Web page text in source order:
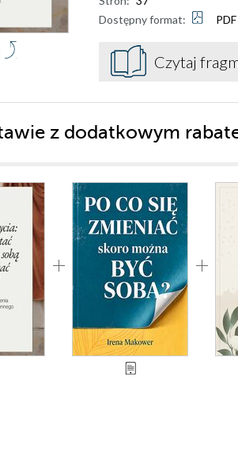
Dostępny format:
PDF
Czytaj
z dodatkowym